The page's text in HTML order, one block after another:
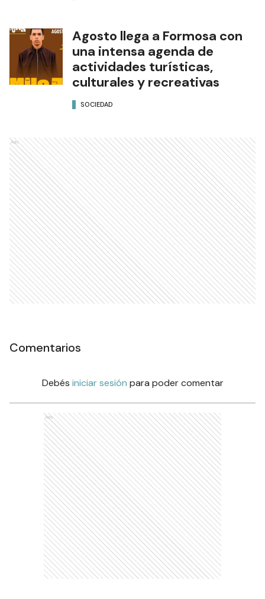
Agosto llega a Formosa con
una intensa agenda de
actividades turísticas,
culturales y recreativas
SOCIEDAD
Ads
Comentarios
Debés iniciar sesión para poder comentar
Ads